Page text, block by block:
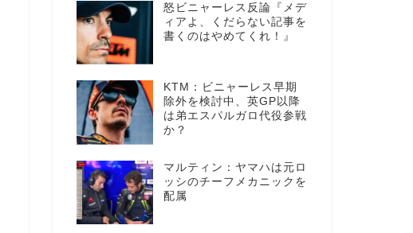
怒ビニャーレス反論『メデ
ィアよ、くだらない記事を
書くのはやめてくれ！』
KTM：ビニャーレス早期
除外を検討中、英GP以降
は弟エスパルガロ代役参戦
か？
マルティン：ヤマハは元ロ
ッシのチーフメカニックを
配属